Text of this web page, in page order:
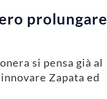
prolungare
si pensa già al
Zapata ed